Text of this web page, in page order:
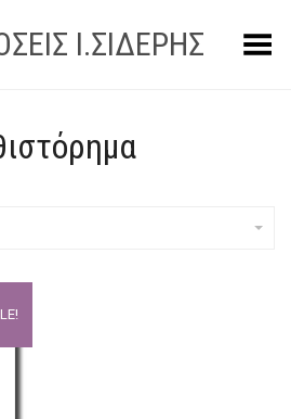
Ι.ΣΙΔΕΡΗΣToggle Menu